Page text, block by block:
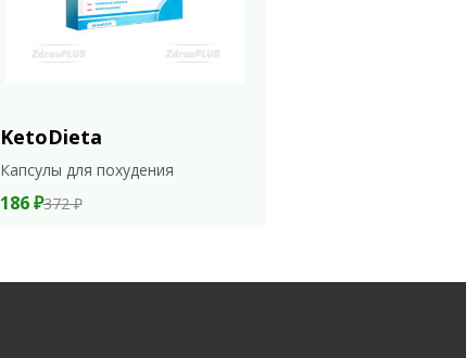
KetoDieta
Капсулы для похудения
186 ₽372 ₽